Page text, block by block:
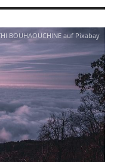
BOUHAOUCHINE auf Pixabay